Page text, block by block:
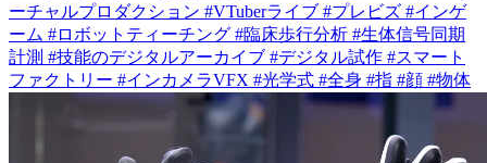
ーチャルプロダクション #VTuberライブ #プレビズ #インゲ
ーム #ロボットティーチング #臨床歩行分析 #生体信号同期
計測 #技能のデジタルアーカイブ #デジタル試作 #スマート
ファクトリー #インカメラVFX #光学式 #全身 #指 #顔 #物体